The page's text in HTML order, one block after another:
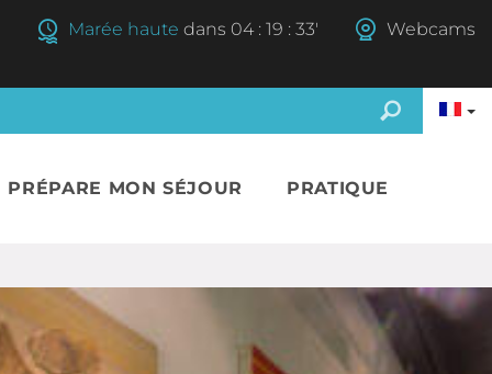
Marée haute dans 04 : 19 : 32' Webcams
PRÉPARE MON SÉJOUR PRATIQUE